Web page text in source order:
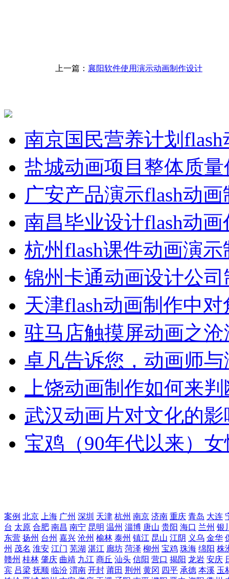
上一篇： 襄阳软件使用演示动画制作设计
南京国民营养计划
盐城动画项目整体质
广安产品演示flash动
南昌毕业设计flash动
杭州flash课件动画演
锦州卡通动画设计公
天津flash动画制作中
驻马店触摸屏动画之
卓凡告诉您，动画师
上饶动画制作如何来
武汉动画片对文化的影
宝鸡（90年代以来）
案例 北京 上海 广州 深圳 天津 杭州 南京 济南 重庆 青岛 大连
台 太原 合肥 南昌 南宁 昆明 温州 淄博 唐山 贵阳 海口 兰州 银
东营 扬州 台州 嘉兴 沧州 榆林 泰州 镇江 昆山 江阴 义乌 金华
州 茂名 淮安 江门 芜湖 湛江 廊坊 菏泽 柳州 宝鸡 珠海 绵阳 株
赣州 桂林 肇庆 曲靖 九江 商丘 汕头 信阳 营口 揭阳 龙岩 安庆
宾 吕梁 抚顺 临汾 渭南 开封 莆田 荆州 黄冈 四平 承德 本溪 玉